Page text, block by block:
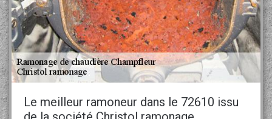
Le meilleur ramoneur dans le 72610 issu